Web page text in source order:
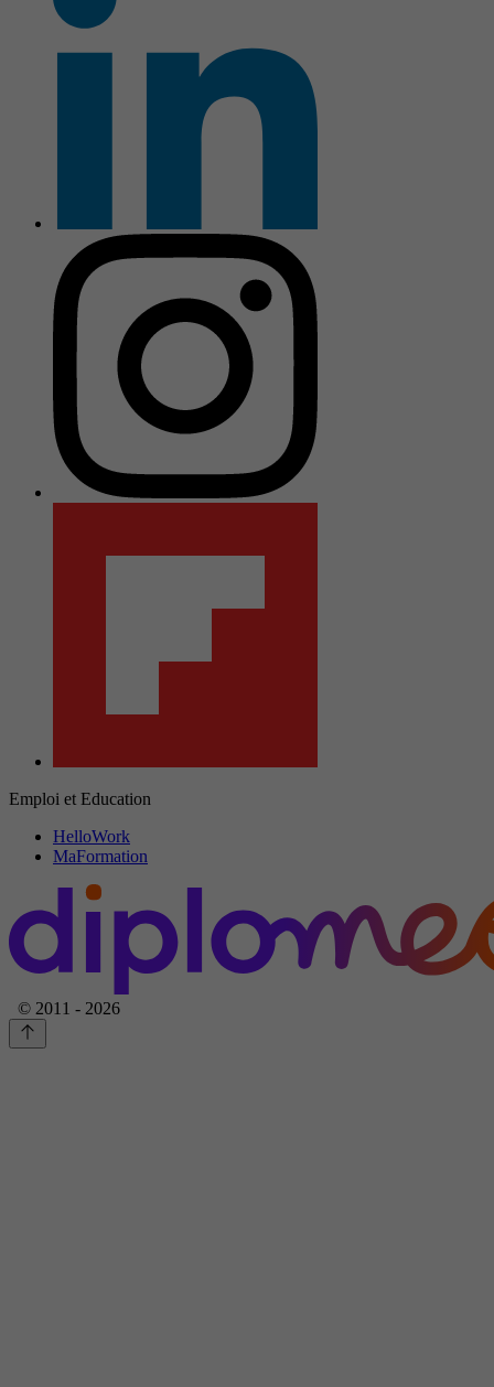
Emploi et Education
HelloWork
MaFormation
© 2011 - 2026